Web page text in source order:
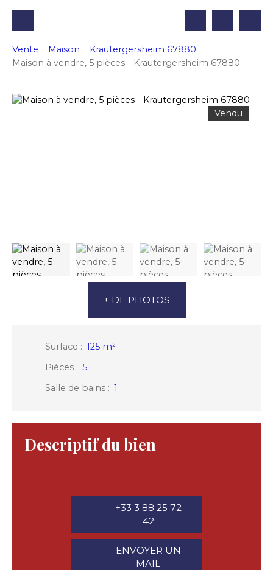
Vente Maison
Krautergersheim 67880
Maison à vendre, 5 pièces - Krautergersheim 67880
Vendu
+ DE PHOTOS
Surface : 125 m²
Pièces : 5
Salle de bains : 1
Descriptif du bien
+33 3 88 25 72
42
ENVOYER UN
MAIL